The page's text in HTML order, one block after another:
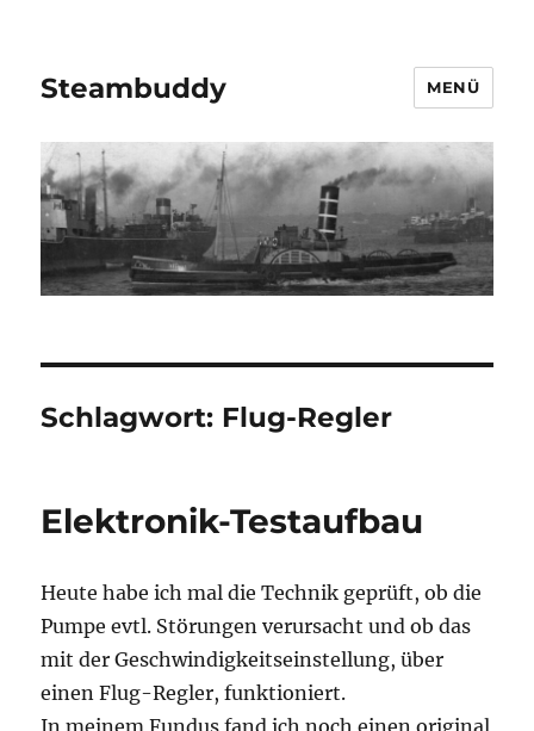
Steambuddy MENÜ
Schlagwort: Flug-Regler
Elektronik-Testaufbau
Heute habe ich mal die Technik geprüft, ob die
Pumpe evtl. Störungen verursacht und ob das
mit der Geschwindigkeitseinstellung, über
einen Flug-Regler, funktioniert.